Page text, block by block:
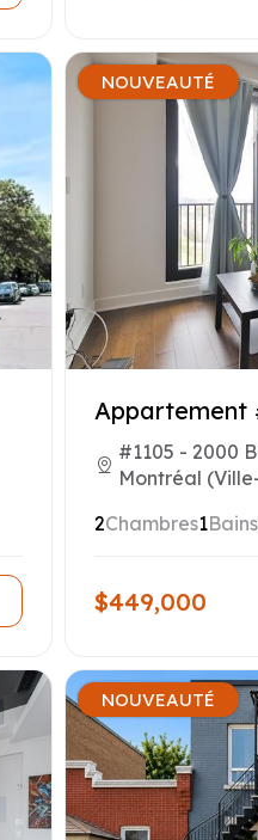
NOUVEAUTÉ
Appartement
#1105 - 2000
Montréal
2Chambres1Bains
$449,000
NOUVEAUTÉ